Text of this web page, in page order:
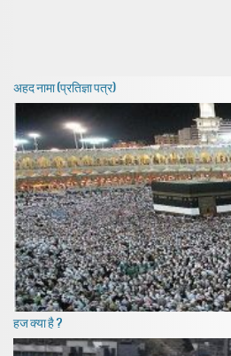
अहद नामा (प्रतिज्ञा पत्र)
हज क्या है ?